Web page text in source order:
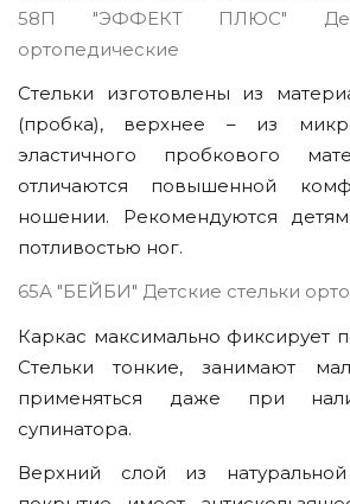
58П "ЭФФЕКТ ПЛЮС"
ортопедические
Стельки изготовлены из
(пробка), верхнее – из
эластичного пробкового
отличаются повышенной
ношении. Рекомендуются
потливостью ног.
65А "БЕЙБИ" Детские стельки
Каркас максимально фиксирует
Стельки тонкие, занимают
применяться даже при
супинатора.
Верхний слой из